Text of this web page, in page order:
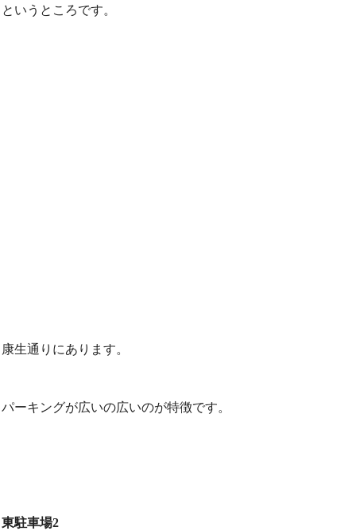
というところです。
康生通りにあります。
パーキングが広いの広いのが特徴です。
東駐車場2